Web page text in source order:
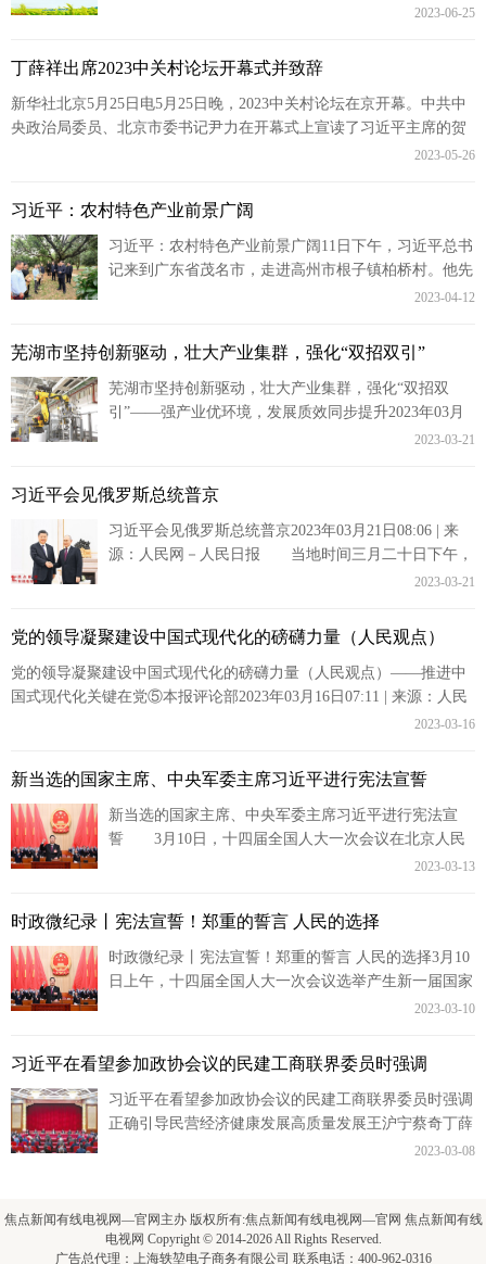
生。”习近平总书记始终牵挂着耕地保护和耕地质量提
2023-06-25
丁薛祥出席2023中关村论坛开幕式并致辞
新华社北京5月25日电5月25日晚，2023中关村论坛在京开幕。中共中
央政治局委员、北京市委书记尹力在开幕式上宣读了习近平主席的贺
2023-05-26
习近平：农村特色产业前景广阔
习近平：农村特色产业前景广阔11日下午，习近平总书
记来到广东省茂名市，走进高州市根子镇柏桥村。他先
后察看荔枝种植园、农业合作社，对乡亲们靠发展荔枝
2023-04-12
芜湖市​坚持创新驱动，壮大产业集群，强化“双招双引”
芜湖市坚持创新驱动，壮大产业集群，强化“双招双
引”——强产业优环境，发展质效同步提升2023年03月
21日07:11 | 来源：安徽日报近日，在芜湖市繁昌区安
2023-03-21
习近平会见俄罗斯总统普京
习近平会见俄罗斯总统普京2023年03月21日08:06 | 来
源：人民网－人民日报 当地时间三月二十日下午，
刚刚抵达莫斯科的国家主席习近平应约在克里姆林宫
2023-03-21
党的领导凝聚建设中国式现代化的磅礴力量（人民观点）
党的领导凝聚建设中国式现代化的磅礴力量（人民观点）——推进中
国式现代化关键在党⑤本报评论部2023年03月16日07:11 | 来源：人民
2023-03-16
新当选的国家主席、中央军委主席习近平进行宪法宣誓
新当选的国家主席、中央军委主席习近平进行宪法宣
誓 3月10日，十四届全国人大一次会议在北京人民
大会堂举行第三次全体会议。习近平全票当选为中华人
2023-03-13
时政微纪录丨宪法宣誓！郑重的誓言 人民的选择
时政微纪录丨宪法宣誓！郑重的誓言 人民的选择3月10
日上午，十四届全国人大一次会议选举产生新一届国家
领导人。全票当选中华人民共和国主席、中华人民共和
2023-03-10
习近平在看望参加政协会议的民建工商联界委员时强调
习近平在看望参加政协会议的民建工商联界委员时强调
正确引导民营经济健康发展高质量发展王沪宁蔡奇丁薛
祥参加看望和讨论2023年03月07日07:16来源：人民网
2023-03-08
焦点新闻有线电视网—官网主办 版权所有:焦点新闻有线电视网—官网 焦点新闻有线
电视网 Copyright © 2014-2026 All Rights Reserved.
广告总代理：上海轶堃电子商务有限公司 联系电话：400-962-0316